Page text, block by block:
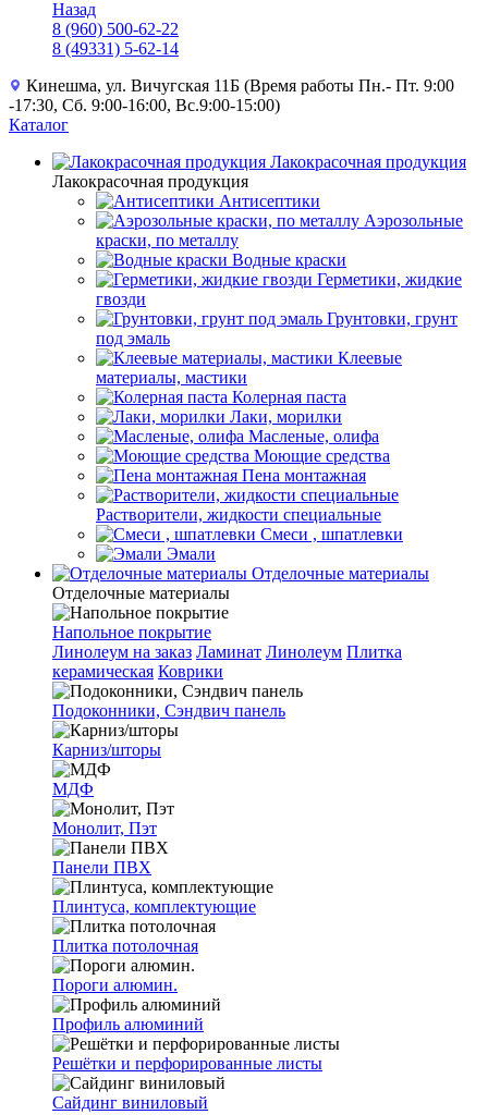
Назад
8 (960) 500-62-22
8 (49331) 5-62-14
Кинешма, ул. Вичугская 11Б (Время работы Пн.- Пт. 9:00
-17:30, Сб. 9:00-16:00, Вс.9:00-15:00)
Каталог
Лакокрасочная продукция
Лакокрасочная продукция
Антисептики
Аэрозольные
краски, по металлу
Водные краски
Герметики, жидкие
гвозди
Грунтовки, грунт
под эмаль
Клеевые
материалы, мастики
Колерная паста
Лаки, морилки
Масленые, олифа
Моющие средства
Пена монтажная
Растворители, жидкости специальные
Смеси , шпатлевки
Эмали
Отделочные материалы
Отделочные материалы
Напольное покрытие
Линолеум на заказ Ламинат Линолеум Плитка
керамическая Коврики
Подоконники, Сэндвич панель
Карниз/шторы
МДФ
Монолит, Пэт
Панели ПВХ
Плинтуса, комплектующие
Плитка потолочная
Пороги алюмин.
Профиль алюминий
Решётки и перфорированные листы
Сайдинг виниловый